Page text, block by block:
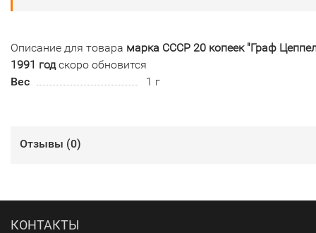
Описание для товара марка СССР 20 копеек "Граф
1991 годскоро обновится
Вес
1 г
Отзывы (0)
КОНТАКТЫ